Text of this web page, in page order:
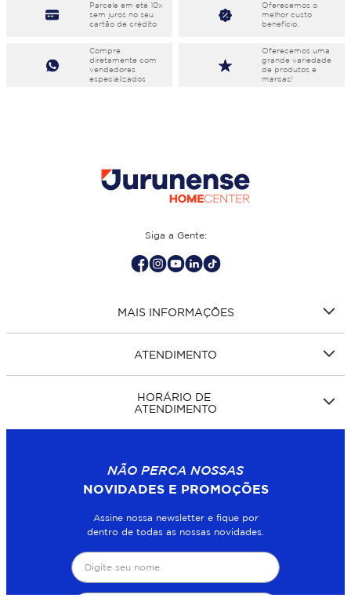
Parcele em eté 10x
sem juros no seu
cartão de crédito
Oferecemos o
melhor custo
benefício.
Compre
diretamente com
vendedores
especializados
Oferecemos uma
grande variedade
de produtos e
marcas!
Siga a Gente:
MAIS INFORMAÇÕES
ATENDIMENTO
HORÁRIO DE
ATENDIMENTO
NÃO PERCA NOSSAS
NOVIDADES E PROMOÇÕES
Assine nossa newsletter e fique por
dentro de todas as nossas novidades.